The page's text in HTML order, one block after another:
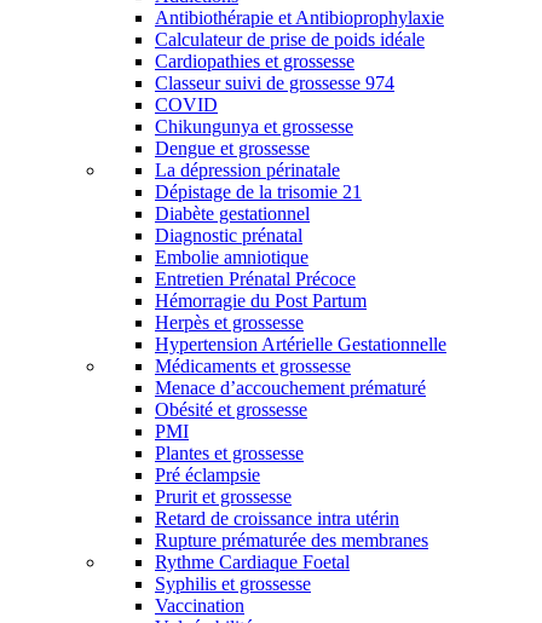
Antibiothérapie et Antibioprophylaxie
Calculateur de prise de poids idéale
Cardiopathies et grossesse
Classeur suivi de grossesse 974
COVID
Chikungunya et grossesse
Dengue et grossesse
La dépression périnatale
Dépistage de la trisomie 21
Diabète gestationnel
Diagnostic prénatal
Embolie amniotique
Entretien Prénatal Précoce
Hémorragie du Post Partum
Herpès et grossesse
Hypertension Artérielle Gestationnelle
Médicaments et grossesse
Menace d’accouchement prématuré
Obésité et grossesse
PMI
Plantes et grossesse
Pré éclampsie
Prurit et grossesse
Retard de croissance intra utérin
Rupture prématurée des membranes
Rythme Cardiaque Foetal
Syphilis et grossesse
Vaccination